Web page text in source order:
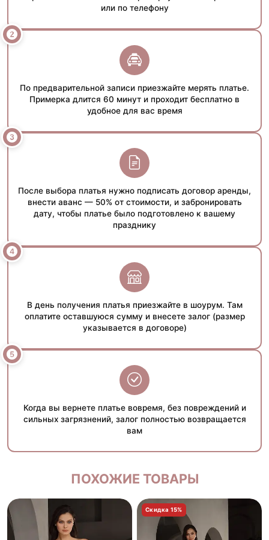
или по телефону
По предварительной записи приезжайте мерять платье.
Примерка длится 60 минут и проходит бесплатно в
удобное для вас время
После выбора платья нужно подписать договор аренды,
внести аванс — 50% от стоимости, и забронировать
дату, чтобы платье было подготовлено к вашему
празднику
В день получения платья приезжайте в шоурум. Там
оплатите оставшуюся сумму и внесете залог (размер
указывается в договоре)
Когда вы вернете платье вовремя, без повреждений и
сильных загрязнений, залог полностью возвращается
вам
ПОХОЖИЕ ТОВАРЫ
Скидка 15%